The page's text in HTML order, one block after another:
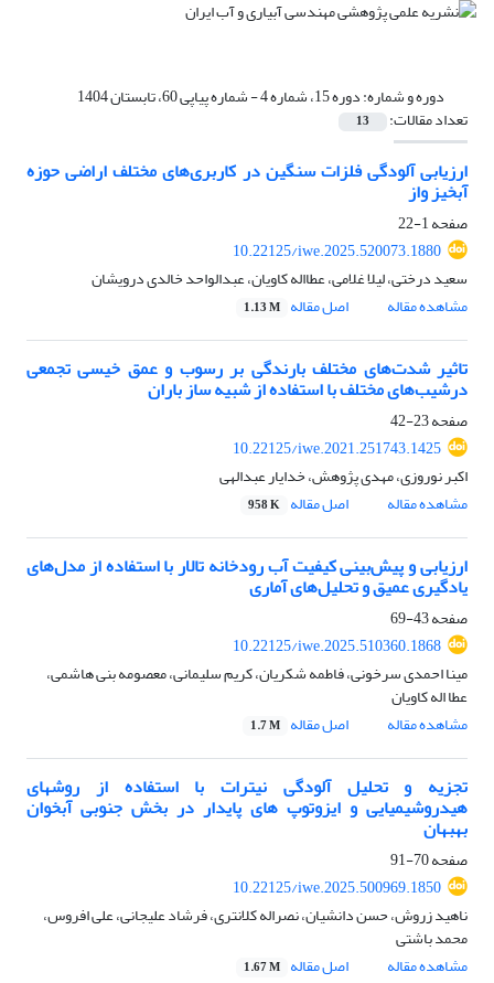
دوره و شماره:دوره 15، شماره 4 - شماره پیاپی 60، تابستان 1404
تعداد مقالات: 13
ارزیابی آلودگی فلزات سنگین در کاربری‌های مختلف اراضی حوزه
آبخیز واز
صفحه1-22
10.22125/iwe.2025.520073.1880
سعید درختی، لیلا غلامی، عطااله کاویان، عبدالواحد خالدی درویشان
مشاهده مقاله
اصل مقاله 1.13 M
تاثیر شدت‌های مختلف بارندگی بر رسوب و عمق خیسی تجمعی
درشیب‌های مختلف با استفاده از شبیه ساز باران
صفحه23-42
10.22125/iwe.2021.251743.1425
اکبر نوروزی، مهدی پژوهش، خدایار عبدالهی
مشاهده مقاله
اصل مقاله 958 K
ارزیابی و پیش‌بینی کیفیت آب رودخانه تالار با استفاده از مدل‌های
یادگیری عمیق و تحلیل‌های آماری
صفحه43-69
10.22125/iwe.2025.510360.1868
مینا احمدی سرخونی، فاطمه شکریان، کریم سلیمانی، معصومه بنی هاشمی،
عطا اله کاویان
مشاهده مقاله
اصل مقاله 1.7 M
تجزیه و تحلیل آلودگی نیترات با استفاده از روشهای
هیدروشیمیایی و ایزوتوپ های پایدار در بخش جنوبی آبخوان
بهبهان
صفحه70-91
10.22125/iwe.2025.500969.1850
ناهید زروش، حسن دانشیان، نصراله کلانتری، فرشاد علیجانی، علی افروس،
محمد باشتی
مشاهده مقاله
اصل مقاله 1.67 M